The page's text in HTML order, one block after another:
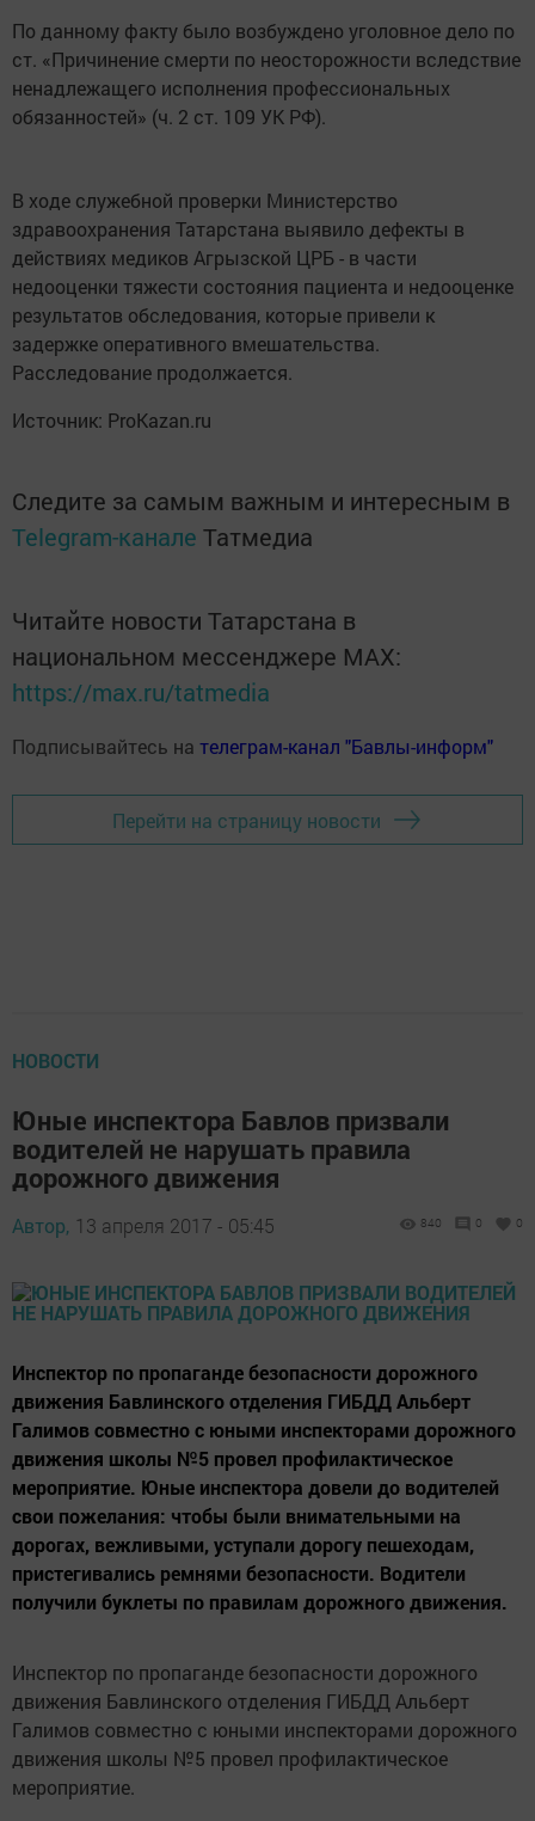
По данному факту было возбуждено уголовное дело по
ст. «Причинение смерти по неосторожности вследствие
ненадлежащего исполнения профессиональных
обязанностей» (ч. 2 ст. 109 УК РФ).
В ходе служебной проверки Министерство
здравоохранения Татарстана выявило дефекты в
действиях медиков Агрызской ЦРБ - в части
недооценки тяжести состояния пациента и недооценке
результатов обследования, которые привели к
задержке оперативного вмешательства.
Расследование продолжается.
Источник: ProKazan.ru
Следите за самым важным и интересным в
Telegram-канале Татмедиа
Читайте новости Татарстана в
национальном мессенджере MАХ:
https://max.ru/tatmedia
Подписывайтесь на телеграм-канал "Бавлы-информ"
Перейти на страницу новости
НОВОСТИ
Юные инспектора Бавлов призвали
водителей не нарушать правила
дорожного движения
Автор, 13 апреля 2017 - 05:45 840 0 0
Инспектор по пропаганде безопасности дорожного
движения Бавлинского отделения ГИБДД Альберт
Галимов совместно с юными инспекторами дорожного
движения школы №5 провел профилактическое
мероприятие. Юные инспектора довели до водителей
свои пожелания: чтобы были внимательными на
дорогах, вежливыми, уступали дорогу пешеходам,
пристегивались ремнями безопасности. Водители
получили буклеты по правилам дорожного движения.
Инспектор по пропаганде безопасности дорожного
движения Бавлинского отделения ГИБДД Альберт
Галимов совместно с юными инспекторами дорожного
движения школы №5 провел профилактическое
мероприятие.